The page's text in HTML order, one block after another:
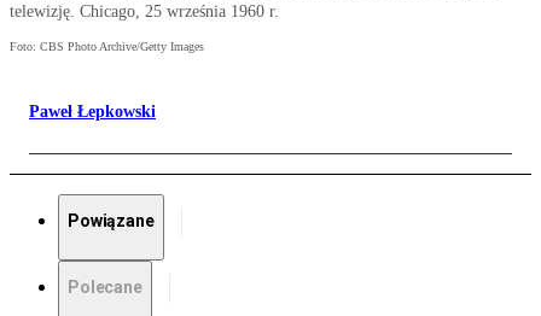
telewizję. Chicago, 25 września 1960 r.
Foto: CBS Photo Archive/Getty Images
Paweł Łepkowski
Powiązane
Polecane